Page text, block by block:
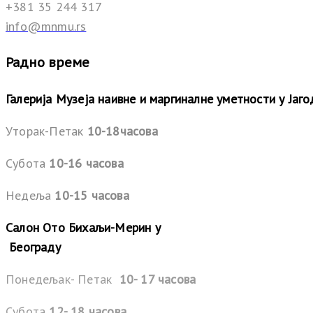
+381 35 244 317
info@mnmu.rs
Радно време
Галерија Музеја наивне и маргиналне уметности у
Уторак-Петак 10-18часова
Субота 10-16 часова
Недеља 10-15 часова
Салон Ото Бихаљи-Мерин у
Београду
Понедељак- Петак 10- 17 часова